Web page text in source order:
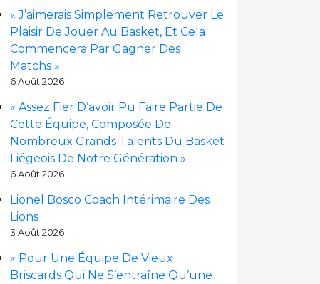
« J’aimerais Simplement Retrouver Le
Plaisir De Jouer Au Basket, Et Cela
Commencera Par Gagner Des
Matchs »
6 Août 2026
« Assez Fier D’avoir Pu Faire Partie De
Cette Équipe, Composée De
Nombreux Grands Talents Du Basket
Liégeois De Notre Génération »
6 Août 2026
Lionel Bosco Coach Intérimaire Des
Lions
3 Août 2026
« Pour Une Équipe De Vieux
Briscards Qui Ne S’entraîne Qu’une